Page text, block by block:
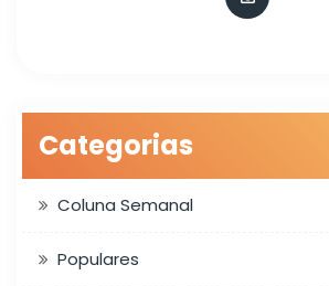
Categorias
Coluna Semanal
Populares